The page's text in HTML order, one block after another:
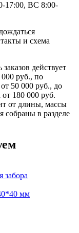
17:00, ВС 8:00-
и схема
заказов действует
000 руб., по
50 000 руб., до
180 000 руб.
от длины, массы
собраны в разделе
мм